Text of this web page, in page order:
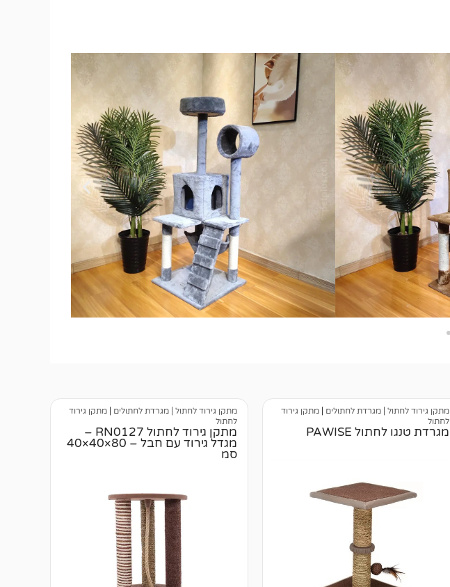
מתקן גירוד לחתול | מגרדת לחתולים | מתקן גירוד
לחתול
מגרדת טנגו לחתול PAWISE
מתקן גירוד לחתול | מגרדת לחתולים | מתקן גירוד
לחתול
מתקן גירוד לחתול RN0127 –
מגדל גירוד עם חבל – 80×40×40
סמ